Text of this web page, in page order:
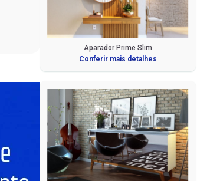
Aparador Prime Slim
Conferir mais detalhes